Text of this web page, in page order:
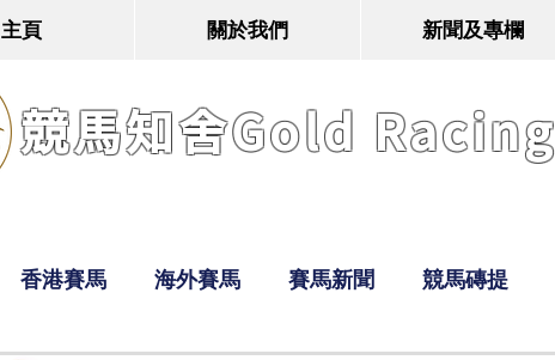
主頁 關於我們 新聞及專欄
競馬知舍Gold Racing
香港賽馬 海外賽馬 賽馬新聞 競馬磚提